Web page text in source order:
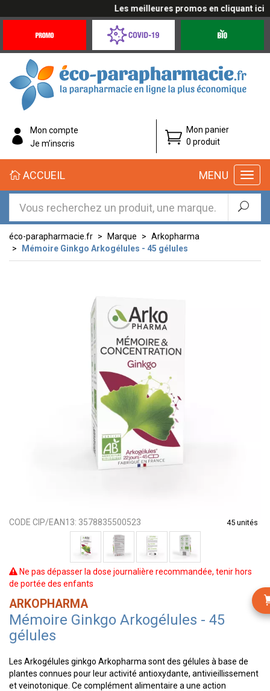
Les meilleures promos en cliquant ici
Offres
Coronavirus
éco-
parapharmacie.fr
éco-
parapharmacie.fr
Mon compte
Je m’inscris
Mon panier
0 produit
MENU
ACCUEIL
éco-parapharmacie.fr Marque
Arkopharma
Mémoire Ginkgo Arkogélules - 45 gélules
CODE CIP/EAN13: 3578835500523 45 unités
Ne pas dépasser la dose journalière recommandée, tenir hors
de portée des enfants
ARKOPHARMA
Mémoire Ginkgo Arkogélules - 45
gélules
Les Arkogélules ginkgo Arkopharma sont des gélules à base de
plantes connues pour leur activité antioxydante, antivieillissement
et veinotonique. Ce complément alimentaire a une action